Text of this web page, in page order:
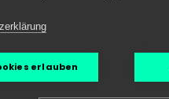
erlauben